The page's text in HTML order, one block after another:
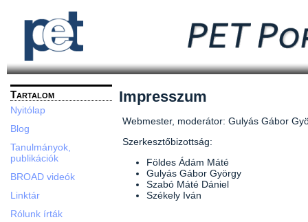
Tartalom
Nyitólap
Blog
Tanulmányok,
publikációk
BROAD videók
Linktár
Rólunk írták
Impresszum
Webmester, moderátor: Gulyás Gábor
Szerkesztőbizottság:
Földes Ádám Máté
Gulyás Gábor György
Szabó Máté Dániel
Székely Iván